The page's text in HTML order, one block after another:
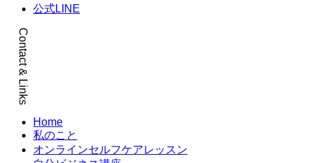
公式LINE
Contact & Links
Home
私のこと
オンラインセルフケアレッスン